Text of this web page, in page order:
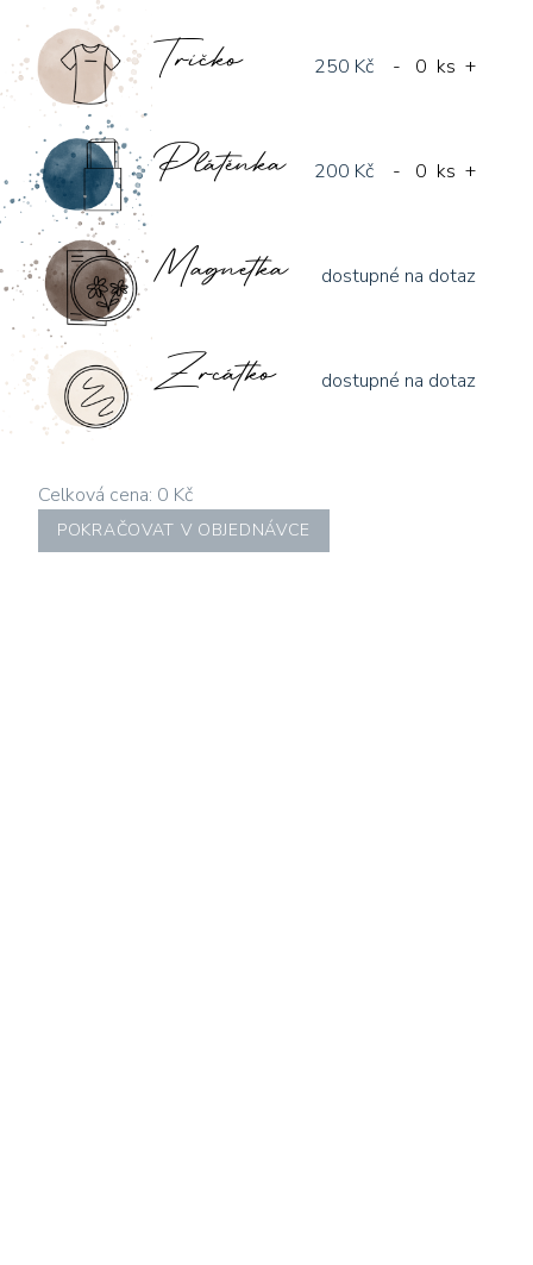
Tričko 250 Kč - 0 ks +
Plátěnka 200 Kč - 0 ks +
Magnetka dostupné na dotaz
Zrcátko dostupné na dotaz
Celková cena: 0 Kč
POKRAČOVAT V OBJEDNÁVCE